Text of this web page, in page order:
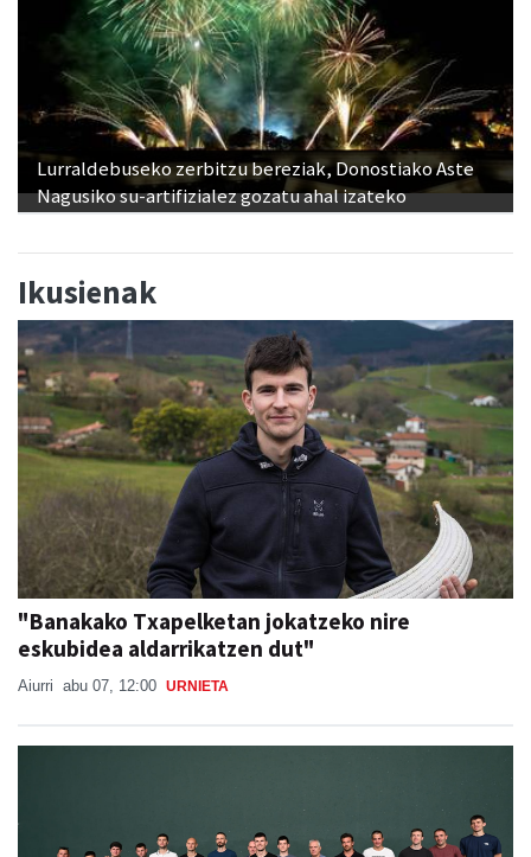
Lurraldebuseko zerbitzu bereziak, Donostiako Aste
Nagusiko su-artifizialez gozatu ahal izateko
Ikusienak
"Banakako Txapelketan jokatzeko nire
eskubidea aldarrikatzen dut"